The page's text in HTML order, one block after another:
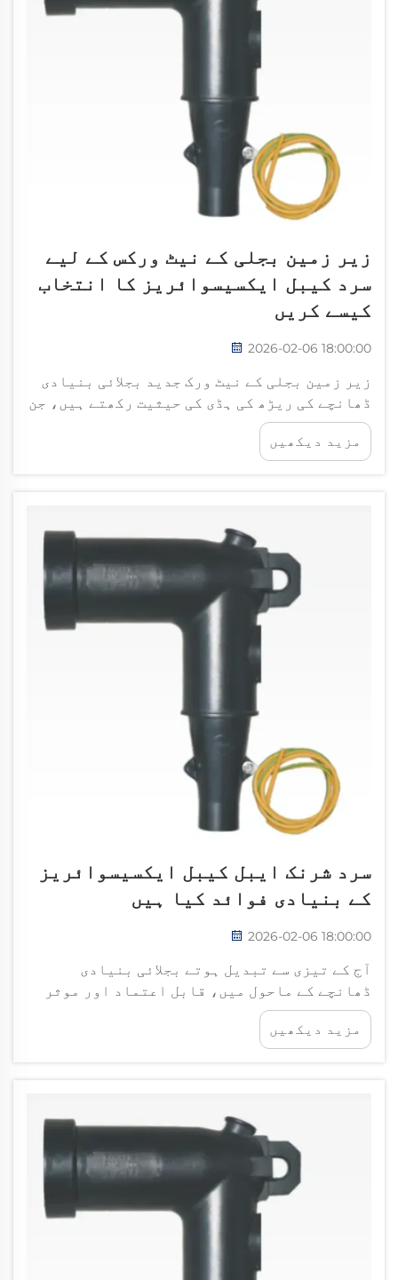
زیر زمین بجلی کے نیٹ ورکس کے لیے
سرد کیبل ایکسیسوائریز کا انتخاب
کیسے کریں
2026-02-06 18:00:00
زیر زمین بجلی کے نیٹ ورک جدید بجلائی بنیادی
ڈھانچے کی ریڑھ کی ہڈی کی حیثیت رکھتے ہیں، جن
کے لیے خاص اجزاء کی ضرورت ہوتی ہے جو سخت زیر
زمین حالات کو برداشت کر سکیں اور بہترین
کارکردگی برقرار رکھ سکیں۔ مناسب سرد کیبل اے
مزید دیکھیں
سرد شرنک ایبل کیبل ایکسیسوائریز
کے بنیادی فوائد کیا ہیں
2026-02-06 18:00:00
آج کے تیزی سے تبدیل ہوتے بجلائی بنیادی
ڈھانچے کے ماحول میں، قابل اعتماد اور موثر
کیبل ٹرمنیشن حل کی طلب کبھی اتنی زیادہ نہیں
تھی۔ سرد شرینکیبل ایکسیسوریز ایک انقلابی
ٹیکنالوجی کے طور پر سامنے آئی ہے جو... کو حل
مزید دیکھیں